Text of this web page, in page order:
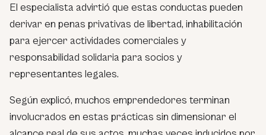
El especialista advirtió que estas conductas pueden
derivar en penas privativas de libertad, inhabilitación
para ejercer actividades comerciales y
responsabilidad solidaria para socios y
representantes legales.
Según explicó, muchos emprendedores terminan
involucrados en estas prácticas sin dimensionar el